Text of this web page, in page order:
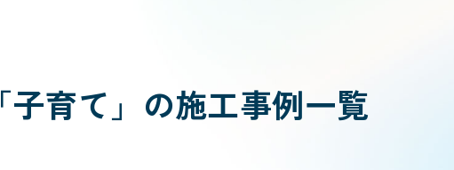
「子育て」の施工事例一覧